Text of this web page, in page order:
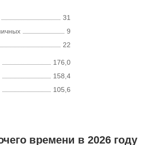
31
9
22
176,0
158,4
105,6
времени в 2026 году